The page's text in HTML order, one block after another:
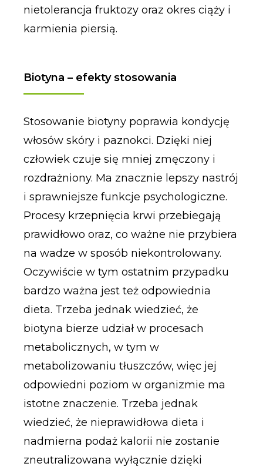
nietolerancja fruktozy oraz okres ciąży i
karmienia piersią.
Biotyna – efekty stosowania
Stosowanie biotyny poprawia kondycję
włosów skóry i paznokci. Dzięki niej
człowiek czuje się mniej zmęczony i
rozdrażniony. Ma znacznie lepszy nastrój
i sprawniejsze funkcje psychologiczne.
Procesy krzepnięcia krwi przebiegają
prawidłowo oraz, co ważne nie przybiera
na wadze w sposób niekontrolowany.
Oczywiście w tym ostatnim przypadku
bardzo ważna jest też odpowiednia
dieta. Trzeba jednak wiedzieć, że
biotyna bierze udział w procesach
metabolicznych, w tym w
metabolizowaniu tłuszczów, więc jej
odpowiedni poziom w organizmie ma
istotne znaczenie. Trzeba jednak
wiedzieć, że nieprawidłowa dieta i
nadmierna podaż kalorii nie zostanie
zneutralizowana wyłącznie dzięki